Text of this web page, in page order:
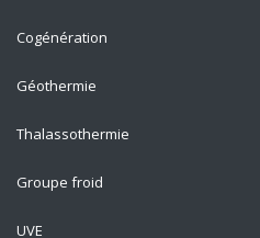
Cogénération
Géothermie
Thalassothermie
Groupe froid
UVE